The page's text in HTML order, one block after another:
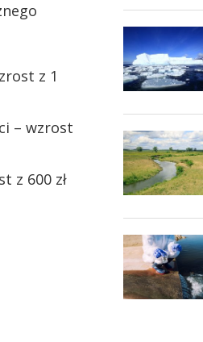
z 1
– wzrost
z 600 zł